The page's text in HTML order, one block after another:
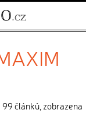
článků, zobrazena